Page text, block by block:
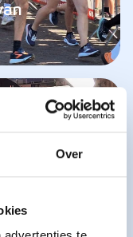
Over